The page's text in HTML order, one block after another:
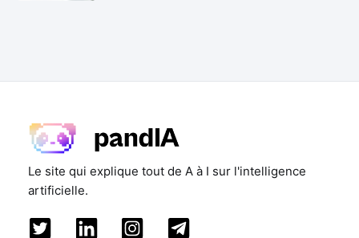
Le site qui explique tout de A à I sur l'intelligence
artificielle.